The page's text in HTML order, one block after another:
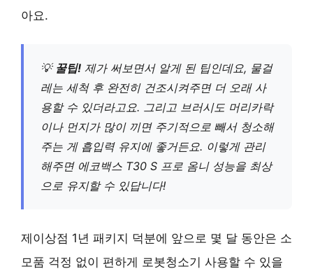
아요.
💡 꿀팁! 제가 써보면서 알게 된 팁인데요, 물걸
레는 세척 후 완전히 건조시켜주면 더 오래 사
용할 수 있더라고요. 그리고 브러시도 머리카락
이나 먼지가 많이 끼면 주기적으로 빼서 청소해
주는 게 흡입력 유지에 좋거든요. 이렇게 관리
해주면 에코백스 T30 S 프로 옴니 성능을 최상
으로 유지할 수 있답니다!
제이상점 1년 패키지 덕분에 앞으로 몇 달 동안은 소
모품 걱정 없이 편하게 로봇청소기 사용할 수 있을